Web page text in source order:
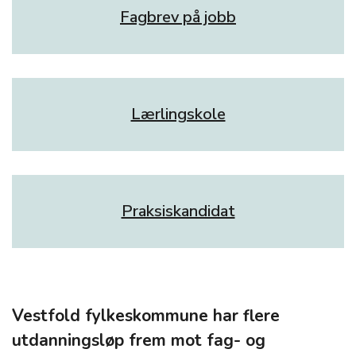
Fagbrev på jobb
Lærlingskole
Praksiskandidat
Vestfold fylkeskommune har flere
utdanningsløp frem mot fag- og